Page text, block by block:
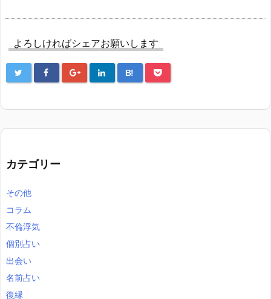
よろしければシェアお願いします
B!
カテゴリー
その他
コラム
不倫浮気
個別占い
出会い
名前占い
復縁